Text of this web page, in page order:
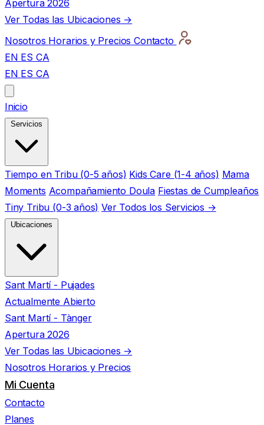
Apertura 2026
Ver Todas las Ubicaciones →
Nosotros Horarios y PreciosContacto
EN ES CA
EN ES CA
Inicio
Servicios
Tiempo en Tribu (0-5 años) Kids Care (1-4 años) Mama
Moments Acompañamiento Doula Fiestas de Cumpleaños
Tiny Tribu (0-3 años) Ver Todos los Servicios →
Ubicaciones
Sant Martí - Pujades
Actualmente Abierto
Sant Martí - Tànger
Apertura 2026
Ver Todas las Ubicaciones →
Nosotros Horarios y Precios
Mi Cuenta
Contacto
Planes